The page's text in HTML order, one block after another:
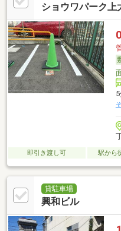
ショウワパーク上
即引き渡し可 駅から
貸駐車場
興和ビル